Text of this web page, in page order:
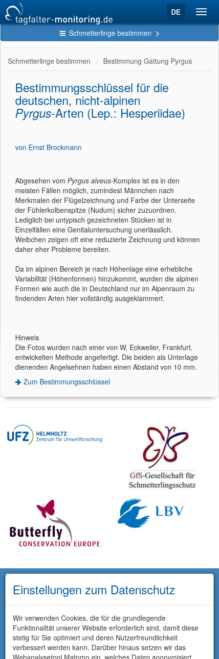
DE
Schmetterlinge bestimmen
Schmetterlinge bestimmen Bestimmung Gattung Pyrgus
Bestimmungsschlüssel für die
deutschen, nicht-alpinen
Pyrgus-Arten (Lep.: Hesperiidae)
von Ernst Brockmann
Abgesehen vom Pyrgus alveus-Komplex ist es in den
meisten Fällen möglich, zumindest Männchen nach
Merkmalen der Flügelzeichnung und Farbe der Unterseite
der Fühlerkolbenspitze (Nudum) sicher zuzuordnen.
Lediglich bei untypisch gezeichneten Stücken ist in
Einzelfällen eine Genitaluntersuchung unerlässlich.
Weibchen zeigen oft eine reduzierte Zeichnung und können
daher eher Probleme bereiten.
Da im alpinen Bereich je nach Höhenlage eine erhebliche
Variabilität (Höhenformen) hinzukommt, wurden die alpinen
Formen wie auch die in Deutschland nur im Alpenraum zu
findenden Arten hier vollständig ausgeklammert.
Hinweis
Die Fotos wurden nach einer von W. Eckweiler, Frankfurt,
entwickelten Methode angefertigt. Die beiden als Unterlage
dienenden Angelsehnen haben einen Abstand von 10 mm.
Zum Bestimmungsschlüssel
Einstellungen zum Datenschutz
Wir verwenden Cookies, die für die grundlegende
Funktionalität unserer Website erforderlich sind, damit diese
stetig für Sie optimiert und deren Nutzerfreundlichkeit
verbessert werden kann. Darüber hinaus setzen wir das